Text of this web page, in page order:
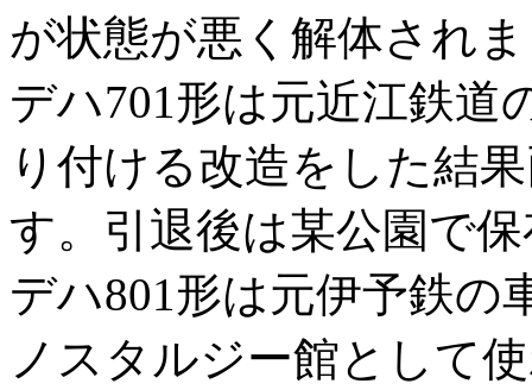
が状態が悪く解体され
デハ701形は元近江鉄道
り付ける改造をした結
す。引退後は某公園で
デハ801形は元伊予鉄の
ノスタルジー館として